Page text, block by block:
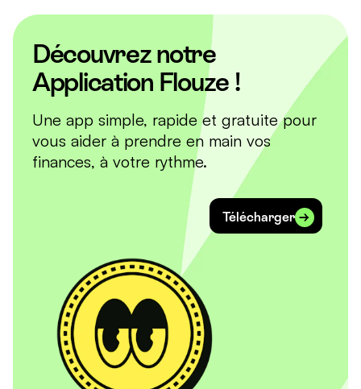
Découvrez notre
Application Flouze !
Une app simple, rapide et gratuite pour
vous aider à prendre en main vos
finances, à votre rythme.
Télécharger